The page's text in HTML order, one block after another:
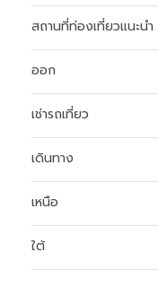
สถานที่ท่องเที่ยวแนะนำ
ออก
เช่ารถเที่ยว
เดินทาง
เหนือ
ใต้